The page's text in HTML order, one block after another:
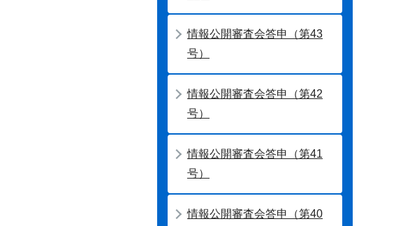
情報公開審査会答申（第43
号）
情報公開審査会答申（第42
号）
情報公開審査会答申（第41
号）
情報公開審査会答申（第40